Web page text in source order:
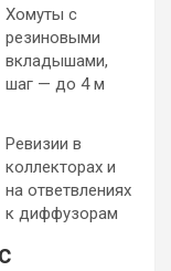
Хомуты с
резиновыми
вкладышами,
шаг — до 4 м
Ревизии в
коллекторах и
на ответвлениях
к диффузорам